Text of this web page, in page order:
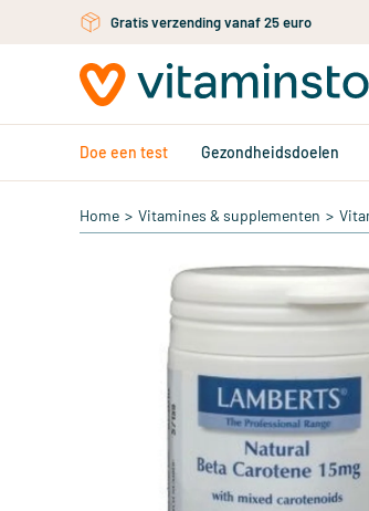
Ga naar de hoofdinhoud
Doe een test Gezondheidsdoelen
Home > Vitamines & supplementen >